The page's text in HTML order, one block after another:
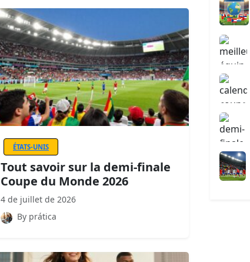
ÉTATS-UNIS
Tout savoir sur la demi-finale
Coupe du Monde 2026
4 de juillet de 2026
By prática